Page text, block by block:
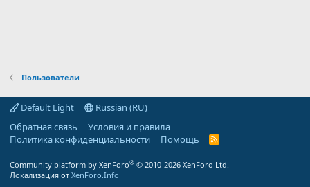
Пользователи
Default Light
Russian (RU)
Обратная связь
Условия и правила
Политика конфиденциальности
Помощь
R
Community platform by XenForo® © 2010-2026 XenForo Ltd.
Локализация от XenForo.Info